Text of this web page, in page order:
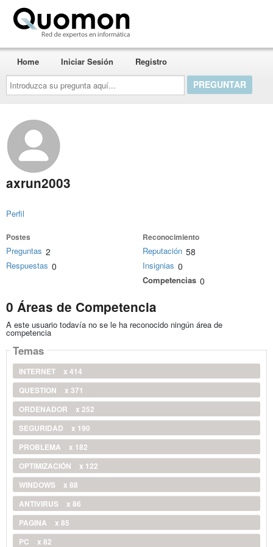
Introduzca
su
pregunta
aquí...
Home Iniciar Sesión Registro
axrun2003
Perfil
Postes
Preguntas 2
Respuestas 0
Reconocimiento
Reputación 58
Insignias 0
Competencias 0
0 Áreas de Competencia
A este usuario todavía no se le ha reconocido ningún área de
competencia
Temas
INTERNET
x 414
QUESTION
x 371
ORDENADOR
x 252
SEGURIDAD
x 190
PROBLEMA
x 182
OPTIMIZACIÓN
x 122
WINDOWS
x 88
ANTIVIRUS
x 86
PAGINA
x 85
PC
x 82